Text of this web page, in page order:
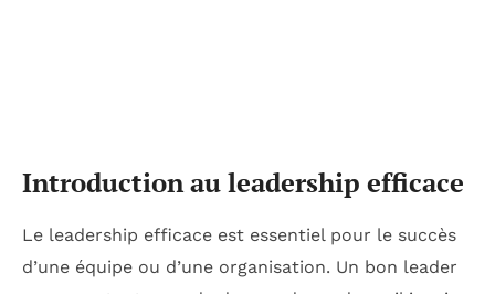
Introduction au leadership efficace
Le leadership efficace est essentiel pour le succès
d’une équipe ou d’une organisation. Un bon leader